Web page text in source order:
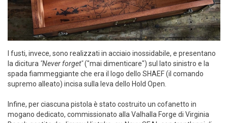
I fusti, invece, sono realizzati in acciaio inossidabile, e presentano
la dicitura "Never forget"("mai dimenticare") sul lato sinistro e la
spada fiammeggiante che era il logo dello SHAEF (il comando
supremo alleato) incisa sulla leva dello Hold Open.
Infine, per ciascuna pistola è stato costruito un cofanetto in
mogano dedicato, commissionato alla Valhalla Forge di Virginia